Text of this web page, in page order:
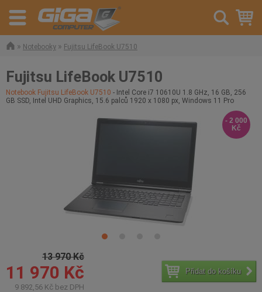
» Notebooky » Fujitsu LifeBook U7510
Fujitsu LifeBook U7510
Notebook Fujitsu LifeBook U7510 - Intel Core i7 10610U 1.8 GHz, 16 GB, 256
GB SSD, Intel UHD Graphics, 15.6 palců 1920 x 1080 px, Windows 11 Pro
13 970 Kč
11 970 Kč
9 892,56 Kč bez DPH
Přidat do košíku
- 2 000
Kč